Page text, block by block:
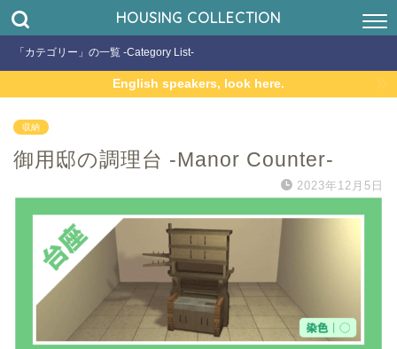
HOUSING COLLECTION
「カテゴリー」の一覧 -Category List-
English speakers, look here.
収納
御用邸の調理台 -Manor Counter-
2023年12月5日